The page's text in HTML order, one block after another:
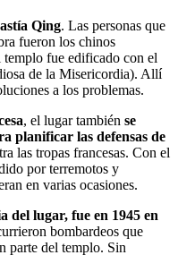
Qing. Las personas que
fueron los chinos
fue edificado con el
de la Misericordia). Allí
a los problemas.
, el lugar también se
planificar las defensas de
las tropas francesas. Con el
por terremotos y
en varias ocasiones.
del lugar, fue en 1945 en
bombardeos que
parte del templo. Sin